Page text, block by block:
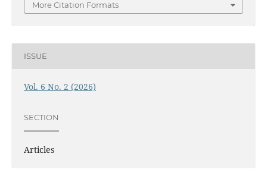
More Citation Formats
ISSUE
Vol. 6 No. 2 (2026)
SECTION
Articles